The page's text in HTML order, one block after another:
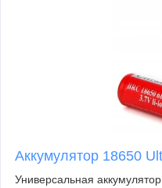
Аккумулятор 18650
Универсальная